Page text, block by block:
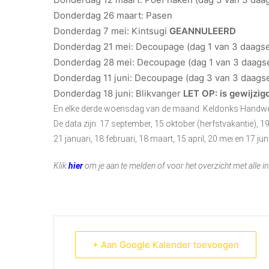
Donderdag 26 maart: Pasen
Donderdag 7 mei: Kintsugi GEANNULEERD
Donderdag 21 mei: Decoupage (dag 1 van 3
Donderdag 28 mei: Decoupage (dag 1 van 3
Donderdag 11 juni: Decoupage (dag 3 van 3
Donderdag 18 juni: Blikvanger LET OP: is
En elke derde woensdag van de maand: Keldonks
De data zijn: 17 september, 15 oktober (herfstvakantie),
21 januari, 18 februari, 18 maart, 15 april, 20 mei en 17
Klikhierom je aan te melden of voor het overzicht met alle
+ Aan Google Kalender toevoegen